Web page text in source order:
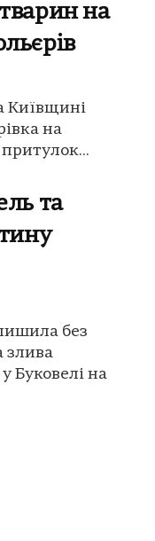
на
Київщині
на
та
без
злива
Буковелі на